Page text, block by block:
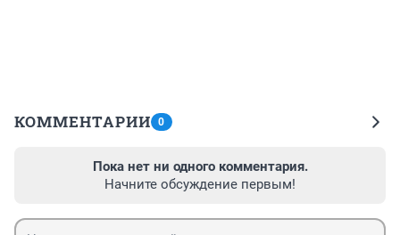
КОММЕНТАРИИ 0
Пока нет ни одного комментария.
Начните обсуждение первым!